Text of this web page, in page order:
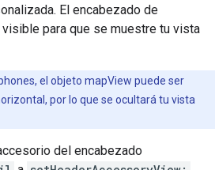
El encabezado de
para que se muestre tu vista
el objeto mapView puede ser
por lo que se ocultará tu vista
del encabezado